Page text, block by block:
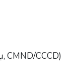
CMND/CCCD)